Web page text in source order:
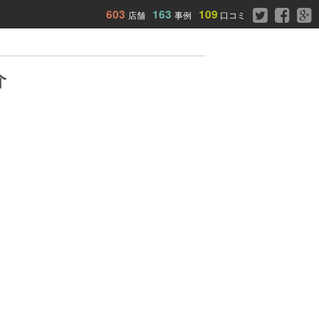
603 店舗 163 事例 109 口コミ